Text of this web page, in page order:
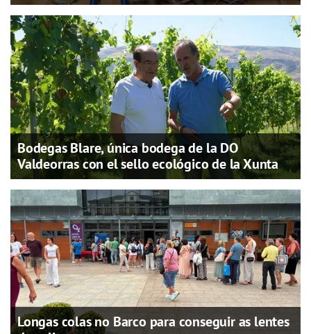
Bodegas Blare, única bodega de la DO
Valdeorras con el sello ecológico de la Xunta
Longas colas no Barco para conseguir as lentes